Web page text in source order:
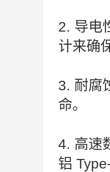
2. 导电
计来确
3. 耐腐
命。
4. 高速
铝